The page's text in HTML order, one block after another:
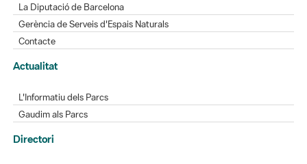
La Diputació de Barcelona
Gerència de Serveis d'Espais Naturals
Contacte
Actualitat
L'Informatiu dels Parcs
Gaudim als Parcs
Directori